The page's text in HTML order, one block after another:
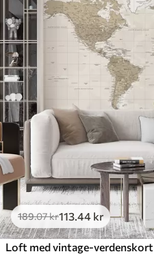
189.07kr113 .44 kr
Loft med vintage-verdenskort